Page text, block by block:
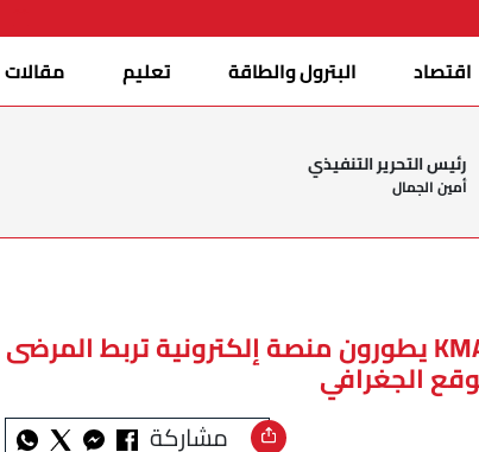
اقتصاد البترول والطاقة تعليم مقالات
رئيس التحرير التنفيذي
أمين الجمال
طلاب المعهد العالي للحاسب الآلي KMA يطورون منصة إلكترونية تربط المرضى
الجغرافي
مشاركة